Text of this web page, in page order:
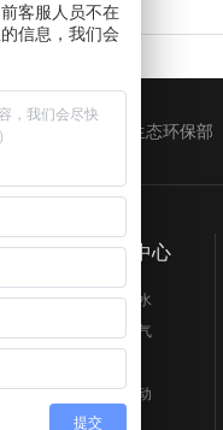
济社会持续健康
安全,多次作出
近年来,全国环
生态环保部
产品中心
水和废水
气和废气
噪声振动
微生物
客服人员不在
信息，我们会
提交